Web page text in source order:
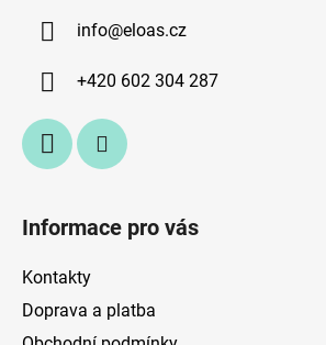
info@eloas.cz
+420 602 304 287
Informace pro vás
Kontakty
Doprava a platba